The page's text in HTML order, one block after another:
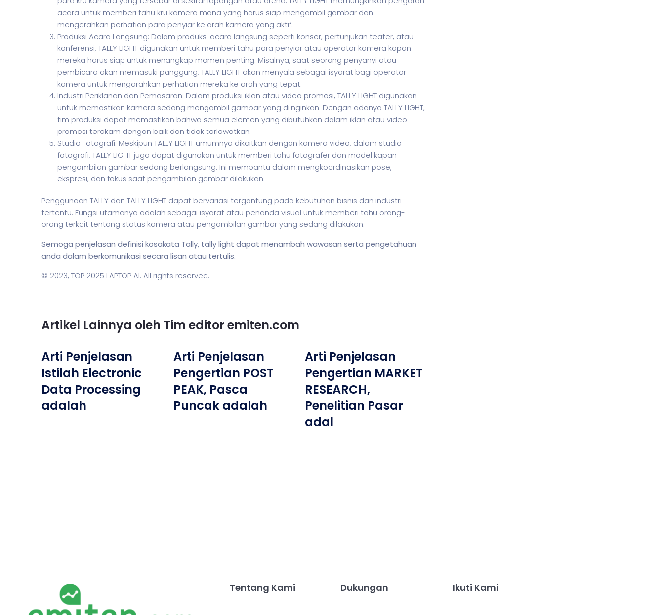
acara untuk memberi tahu kru kamera mana yang harus siap mengambil gambar dan
mengarahkan perhatian para penyiar ke arah kamera yang aktif.
Produksi Acara Langsung: Dalam produksi acara langsung seperti konser, pertunjukan teater, atau
konferensi, TALLY LIGHT digunakan untuk memberi tahu para penyiar atau operator kamera kapan
mereka harus siap untuk menangkap momen penting. Misalnya, saat seorang penyanyi atau
pembicara akan memasuki panggung, TALLY LIGHT akan menyala sebagai isyarat bagi operator
kamera untuk mengarahkan perhatian mereka ke arah yang tepat.
Industri Periklanan dan Pemasaran: Dalam produksi iklan atau video promosi, TALLY LIGHT digunakan
untuk memastikan kamera sedang mengambil gambar yang diinginkan. Dengan adanya TALLY LIGHT,
tim produksi dapat memastikan bahwa semua elemen yang dibutuhkan dalam iklan atau video
promosi terekam dengan baik dan tidak terlewatkan.
Studio Fotografi: Meskipun TALLY LIGHT umumnya dikaitkan dengan kamera video, dalam studio
fotografi, TALLY LIGHT juga dapat digunakan untuk memberi tahu fotografer dan model kapan
pengambilan gambar sedang berlangsung. Ini membantu dalam mengkoordinasikan pose,
ekspresi, dan fokus saat pengambilan gambar dilakukan.
Penggunaan TALLY dan TALLY LIGHT dapat bervariasi tergantung pada kebutuhan bisnis dan industri
tertentu. Fungsi utamanya adalah sebagai isyarat atau penanda visual untuk memberi tahu orang-
orang terkait tentang status kamera atau pengambilan gambar yang sedang dilakukan.
Semoga penjelasan definisi kosakata Tally, tally light dapat menambah wawasan serta pengetahuan
anda dalam berkomunikasi secara lisan atau tertulis.
© 2023, TOP 2025 LAPTOP AI. All rights reserved.
Artikel Lainnya oleh Tim editor emiten.com
Arti Penjelasan
Istilah Electronic
Data Processing
adalah
Arti Penjelasan
Pengertian POST
PEAK, Pasca
Puncak adalah
Arti Penjelasan
Pengertian MARKET
RESEARCH,
Penelitian Pasar
adal
Tentang Kami Dukungan Ikuti Kami